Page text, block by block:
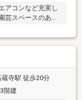
アコンなど充実し
芸スペースのある
寺駅 徒歩20分
階建